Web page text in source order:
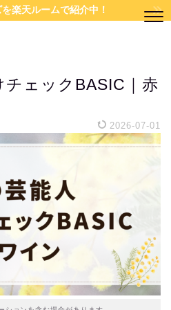
楽天ルームで紹介中！
チェックBASIC｜赤
2026-07-01